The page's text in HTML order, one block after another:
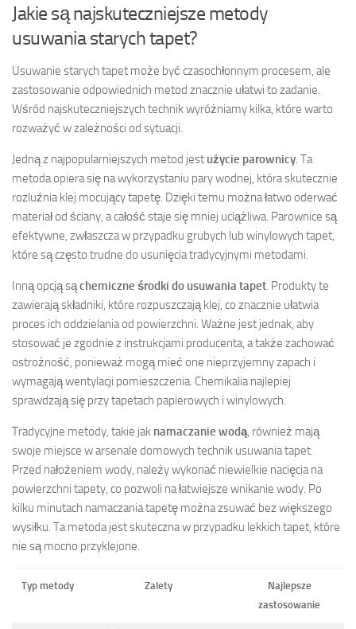
Jakie są najskuteczniejsze metody
usuwania starych tapet?
Usuwanie starych tapet może być czasochłonnym procesem, ale
zastosowanie odpowiednich metod znacznie ułatwi to zadanie.
Wśród najskuteczniejszych technik wyróżniamy kilka, które warto
rozważyć w zależności od sytuacji.
Jedną z najpopularniejszych metod jest użycie parownicy. Ta
metoda opiera się na wykorzystaniu pary wodnej, która skutecznie
rozluźnia klej mocujący tapetę. Dzięki temu można łatwo oderwać
materiał od ściany, a całość staje się mniej uciążliwa. Parownice są
efektywne, zwłaszcza w przypadku grubych lub winylowych tapet,
które są często trudne do usunięcia tradycyjnymi metodami.
Inną opcją sąchemiczne środki do usuwania tapet. Produkty te
zawierają składniki, które rozpuszczają klej, co znacznie ułatwia
proces ich oddzielania od powierzchni. Ważne jest jednak, aby
stosować je zgodnie z instrukcjami producenta, a także zachować
ostrożność, ponieważ mogą mieć one nieprzyjemny zapach i
wymagają wentylacji pomieszczenia. Chemikalia najlepiej
sprawdzają się przy tapetach papierowych i winylowych.
Tradycyjne metody, takie jak namaczanie wodą, również mają
swoje miejsce w arsenale domowych technik usuwania tapet.
Przed nałożeniem wody, należy wykonać niewielkie nacięcia na
powierzchni tapety, co pozwoli na łatwiejsze wnikanie wody. Po
kilku minutach namaczania tapetę można zsuwać bez większego
wysiłku. Ta metoda jest skuteczna w przypadku lekkich tapet, które
nie są mocno przyklejone.
Typ metody Zalety
Najlepsze
zastosowanie